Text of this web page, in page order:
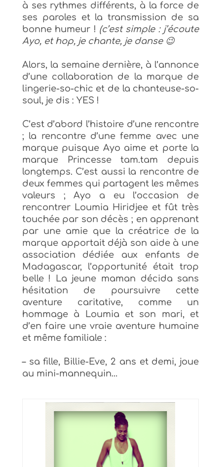
à ses rythmes différents, à la force de
ses paroles et la transmission de sa
bonne humeur ! (c’est simple : j’écoute
Ayo, et hop, je chante, je danse 😉
Alors, la semaine dernière, à l’annonce
d’une collaboration de la marque de
lingerie-so-chic et de la chanteuse-so-
soul, je dis : YES !
C’est d’abord l’histoire d’une rencontre
; la rencontre d’une femme avec une
marque puisque Ayo aime et porte la
marque Princesse tam.tam depuis
longtemps. C’est aussi la rencontre de
deux femmes qui partagent les mêmes
valeurs ; Ayo a eu l’occasion de
rencontrer Loumia Hiridjee et fût très
touchée par son décès ; en apprenant
par une amie que la créatrice de la
marqueapportait déjà son aide à une
association dédiée aux enfants de
Madagascar, l’opportunité était trop
belle ! La jeune maman décida sans
hésitation de poursuivre cette
aventure caritative, comme un
hommage à Loumia et son mari, et
d’en faire une vraie aventure humaine
et même familiale :
– sa fille, Billie-Eve, 2 ans et demi, joue
au mini-mannequin…